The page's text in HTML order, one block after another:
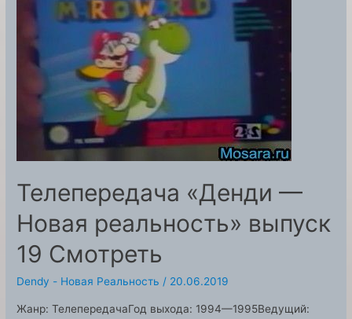
Телепередача «Денди —
Новая реальность» выпуск
19 Смотреть
Dendy - Новая Реальность / 20.06.2019
Жанр: ТелепередачаГод выхода: 1994—1995Ведущий: